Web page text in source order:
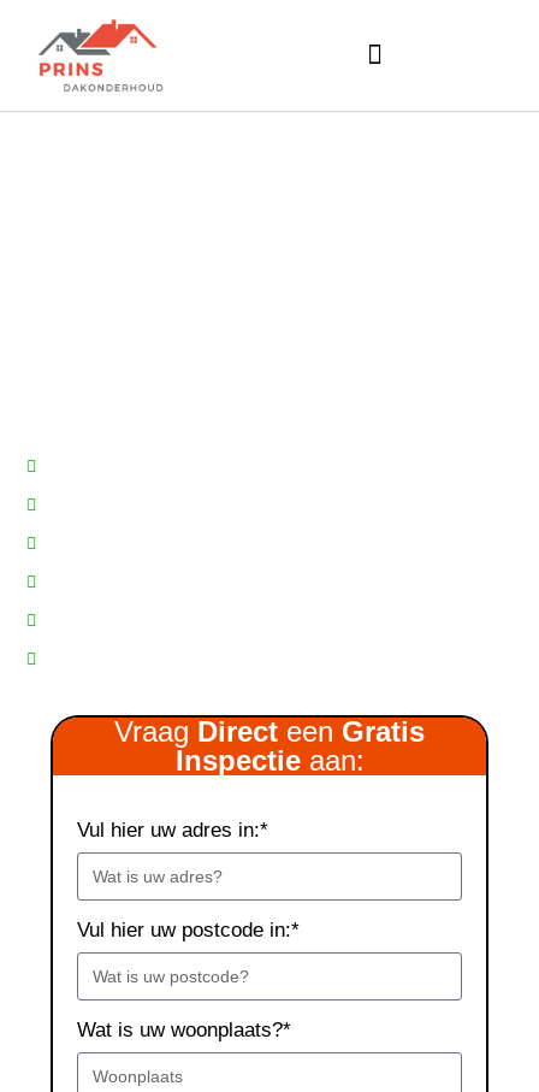
Vraag Direct een Gratis
Inspectieaan:
Vul hier uw adres in:*
Vul hier uw postcode in:*
Wat is uw woonplaats?*